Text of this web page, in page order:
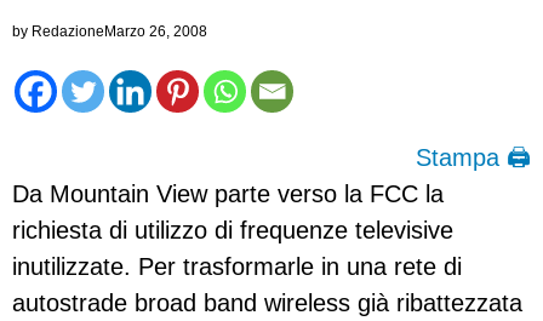
by RedazioneMarzo 26, 2008
Stampa 🖨
Da Mountain View parte verso la FCC la
richiesta di utilizzo di frequenze televisive
inutilizzate. Per trasformarle in una rete di
autostrade broad band wireless già ribattezzata